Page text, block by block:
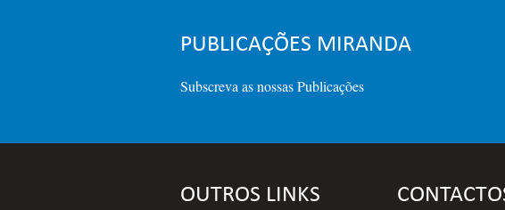
PUBLICAÇÕES MIRANDA
Subscreva as nossas Publicações
OUTROS LINKS